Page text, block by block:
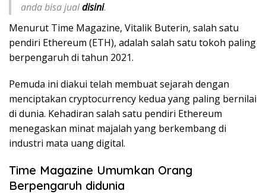
anda bisa jualdisini.
Menurut Time Magazine, Vitalik Buterin, salah satu
pendiri Ethereum (ETH), adalah salah satu tokoh paling
berpengaruh di tahun 2021.
Pemuda ini diakui telah membuat sejarah dengan
menciptakan cryptocurrency kedua yang paling bernilai
di dunia. Kehadiran salah satu pendiri Ethereum
menegaskan minat majalah yang berkembang di
industri mata uang digital.
Time Magazine Umumkan Orang
Berpengaruh didunia